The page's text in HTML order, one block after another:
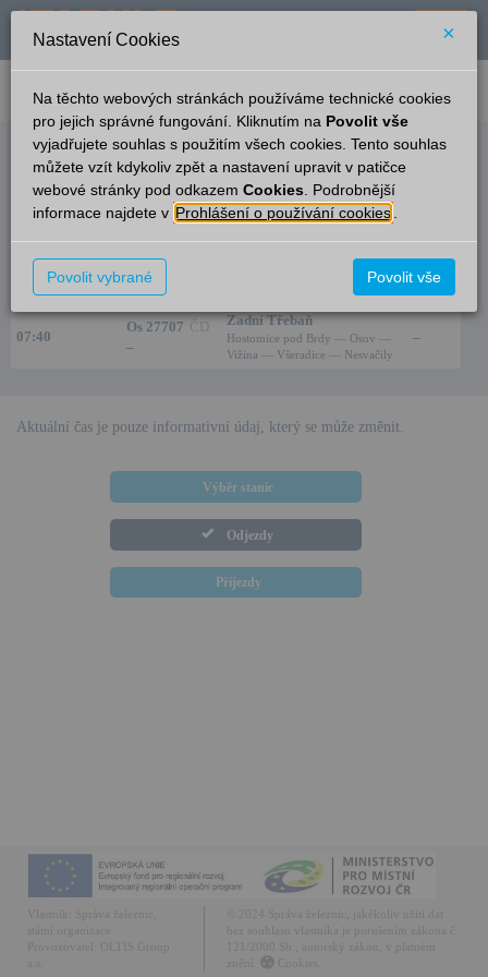
verze: 2.0.6 podpora: help-tabule@oltis.cz
English
Odjezdy
Radouš
Čas/Aktuální Vlak/Linka Cíl/Přes Kolej
07:02
Os 27702
–
07:40
Os 27707 ČD
–
Zadní Třebaň
Hostomice pod Brdy — Osov —
Vižina — Všeradice — Nesvačily
–
Aktuální čas je pouze informativní údaj, který se může změnit.
Výběr stanic
Odjezdy
Příjezdy
Vlastník:
Správa železnic,
OLTIS Group
© 2024 Správa železnic, jakékoliv užití dat
121/2000 Sb., autorský zákon, v platném
Nastavení Cookies ×
Na těchto webových stránkách používáme technické cookies
pro jejich správné fungování. Kliknutím na Povolit vše
vyjadřujete souhlas s použitím všech cookies. Tento souhlas
můžete vzít kdykoliv zpět a nastavení upravit v patičce
webové stránky pod odkazem Cookies . Podrobnější
informace najdete v Prohlášení o používání cookies
Povolit vybrané Povolit vše